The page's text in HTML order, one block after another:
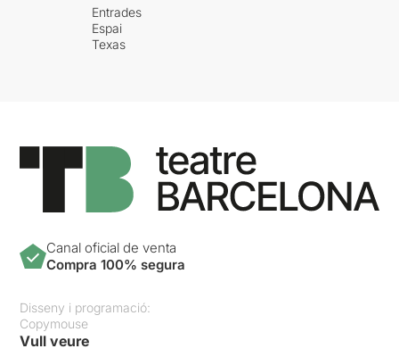
Entrades
Espai
Texas
Canal oficial de venta
Compra 100% segura
Disseny i programació:
Copymouse
Vull veure